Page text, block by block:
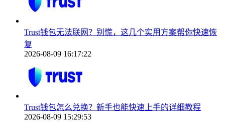
Trust钱包无法联网？别慌，这几个实用方案帮你快速恢
复
2026-08-09 16:17:22
Trust钱包怎么兑换？新手也能快速上手的详细教程
2026-08-09 15:29:53